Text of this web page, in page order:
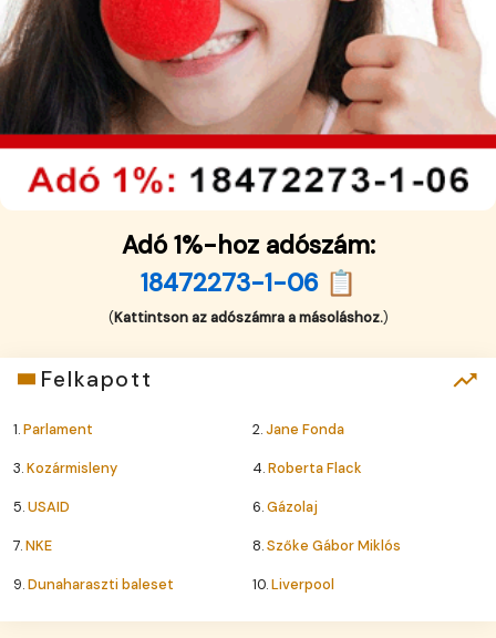
Adó 1%-hoz adószám:
18472273-1-06 📋
(Kattintson az adószámra a másoláshoz.)
Felkapott
1.Parlament 2.Jane Fonda
3.Kozármisleny 4.Roberta Flack
5.USAID 6.Gázolaj
7.NKE 8.Szőke Gábor Miklós
9.Dunaharaszti baleset 10.Liverpool